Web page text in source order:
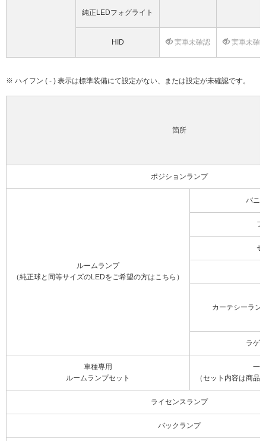
純正LEDフォグライト
HID 実車未確認 実車未確
※ ハイフン ( - ) 表示は標準装備にて設定がない、または設定が未確認です。
箇所
ポジションランプ
ルームランプ
（純正球と同等サイズのLEDをご希望の方はこちら）
バニ
フ
セ
カーテシーラン
ラゲ
車種専用
ルームランプセット
一
（セット内容は商品
ライセンスランプ
バックランプ